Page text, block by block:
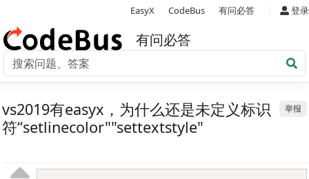
EasyX CodeBus 有问必答 登录
有问必答
举报
vs2019有easyx，为什么还是未定义标识
符“setlinecolor""settextstyle"